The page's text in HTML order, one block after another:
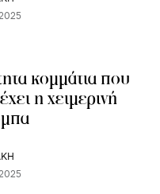
κομμάτια που
η χειμερινή